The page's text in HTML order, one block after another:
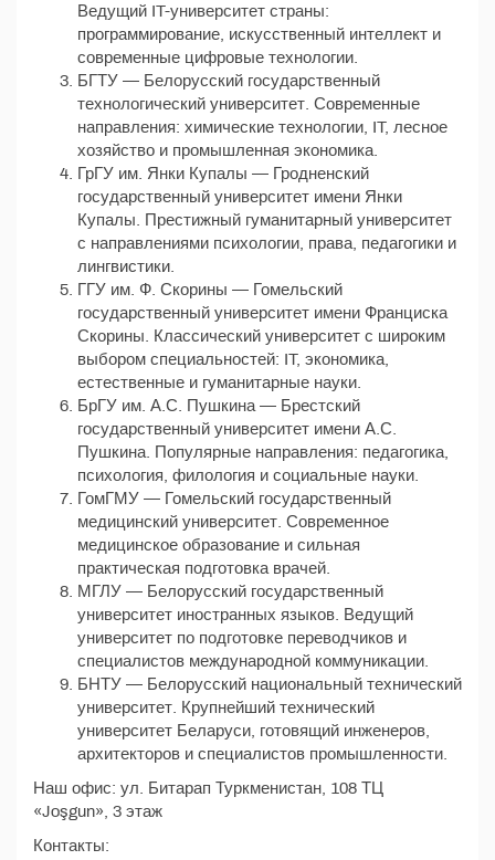
Ведущий IT-университет страны:
программирование, искусственный интеллект и
современные цифровые технологии.
БГТУ — Белорусский государственный
технологический университет. Современные
направления: химические технологии, IT, лесное
хозяйство и промышленная экономика.
ГрГУ им. Янки Купалы — Гродненский
государственный университет имени Янки
Купалы. Престижный гуманитарный университет
с направлениями психологии, права, педагогики и
лингвистики.
ГГУ им. Ф. Скорины — Гомельский
государственный университет имени Франциска
Скорины. Классический университет с широким
выбором специальностей: IT, экономика,
естественные и гуманитарные науки.
БрГУ им. А.С. Пушкина — Брестский
государственный университет имени А.С.
Пушкина. Популярные направления: педагогика,
психология, филология и социальные науки.
ГомГМУ — Гомельский государственный
медицинский университет. Современное
медицинское образование и сильная
практическая подготовка врачей.
МГЛУ — Белорусский государственный
университет иностранных языков. Ведущий
университет по подготовке переводчиков и
специалистов международной коммуникации.
БНТУ — Белорусский национальный технический
университет. Крупнейший технический
университет Беларуси, готовящий инженеров,
архитекторов и специалистов промышленности.
Наш офис: ул. Битарап Туркменистан, 108 ТЦ
«Joşgun», 3 этаж
Контакты: